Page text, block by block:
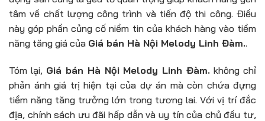
tâm về chất lượng công trình và tiến độ thi công. Điều
này góp phần củng cố niềm tin của khách hàng vào tiềm
năng tăng giá của Giá bán Hà Nội Melody Linh Đàm..
Tóm lại, Giá bán Hà Nội Melody Linh Đàm. không chỉ
phản ánh giá trị hiện tại của dự án mà còn chứa đựng
tiềm năng tăng trưởng lớn trong tương lai. Với vị trí đắc
địa, chính sách ưu đãi hấp dẫn và uy tín của chủ đầu tư,